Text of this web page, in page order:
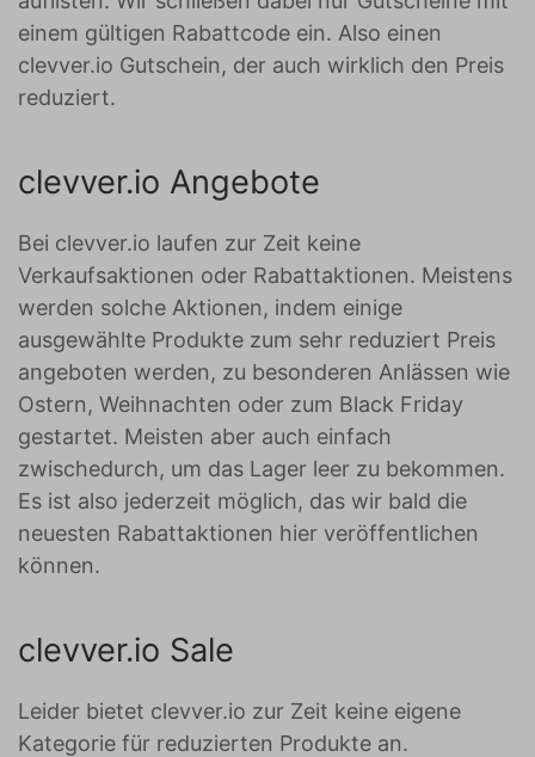
einem gültigen Rabattcode ein. Also einen
clevver.io Gutschein, der auch wirklich den Preis
reduziert.
clevver.io Angebote
Bei clevver.io laufen zur Zeit keine
Verkaufsaktionen oder Rabattaktionen. Meistens
werden solche Aktionen, indem einige
ausgewählte Produkte zum sehr reduziert Preis
angeboten werden, zu besonderen Anlässen wie
Ostern, Weihnachten oder zum Black Friday
gestartet. Meisten aber auch einfach
zwischedurch, um das Lager leer zu bekommen.
Es ist also jederzeit möglich, das wir bald die
neuesten Rabattaktionen hier veröffentlichen
können.
clevver.io Sale
Leider bietet clevver.io zur Zeit keine eigene
Kategorie für reduzierten Produkte an.